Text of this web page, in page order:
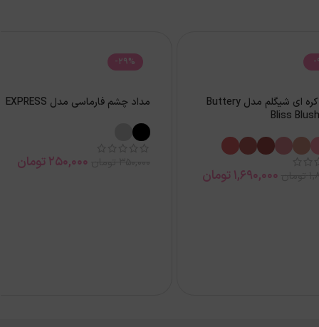
-
رژگونه کره ای شیگلم مدل Buttery
Bliss
1,690,000 تومان
-29%
مداد چشم فارماسی مدل EXPRESS
250,000تومان